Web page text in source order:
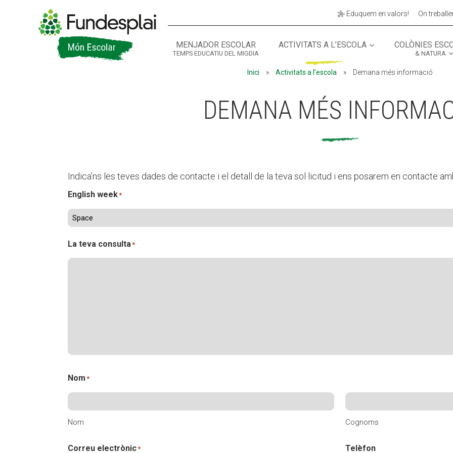
Eduquem en valors! On
MENJADOR ESCOLAR
TEMPS EDUCATIU DEL MIGDIA
ACTIVITATS A L’ESCOLA COLÒNIES
& NATURA
Inici » Activitats a l’escola » Demana més informació
DEMANA MÉS
Indica’ns les teves dades de contacte i el detall de la teva sol·licitud i ens posarem en contacte
English week*
La teva consulta*
Nom *
Nom Cognoms
Correu electrònic* Telèfon
ACTIVITATS D'ESTIU MÓN ESCOLAR ALBERG
ACCIÓ SOCIAL I JOVES ESPLAIS
L'equip
Butlletins